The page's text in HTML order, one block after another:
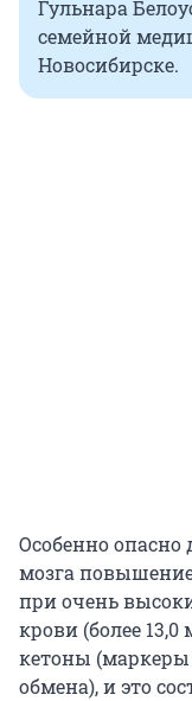
Гульнара
семейной
Новосибирске.
Особенно опасно
мозга
при очень
крови (более
кетоны
обмена), и это